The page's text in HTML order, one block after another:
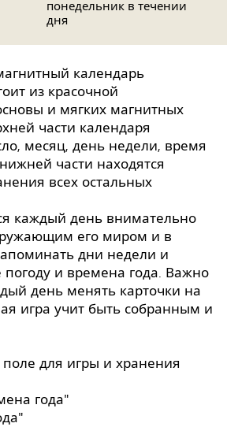
понедельник в течении
дня
календарь
из красочной
и мягких магнитных
части календаря
месяц, день недели, время
части находятся
всех остальных
каждый день внимательно
его миром и в
дни недели и
и времена года. Важно
день менять карточки на
игра учит быть собранным и
для игры и хранения
года"